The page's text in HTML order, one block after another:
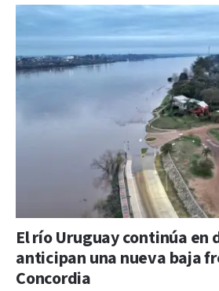
El río Uruguay continúa en
anticipan una nueva baja
Concordia